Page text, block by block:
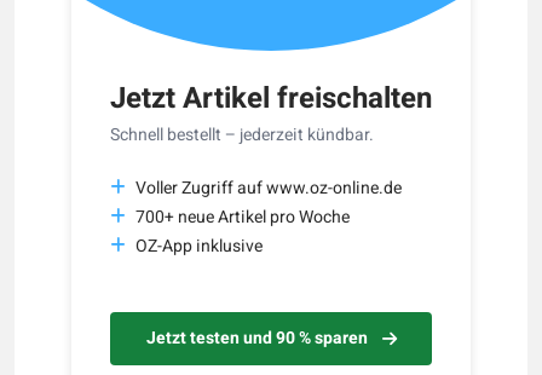
Jetzt Artikel freischalten
Schnell bestellt – jederzeit kündbar.
Voller Zugriff auf www.oz-online.de
700+ neue Artikel pro Woche
OZ-App inklusive
Jetzt testen und 90 % sparen